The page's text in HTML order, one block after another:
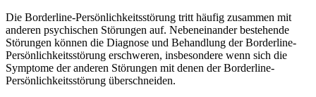
Die Borderline-Persönlichkeitsstörung tritt häufig zusammen mit
anderen psychischen Störungen auf. Nebeneinander bestehende
Störungen können die Diagnose und Behandlung der Borderline-
Persönlichkeitsstörung erschweren, insbesondere wenn sich die
Symptome der anderen Störungen mit denen der Borderline-
Persönlichkeitsstörung überschneiden.